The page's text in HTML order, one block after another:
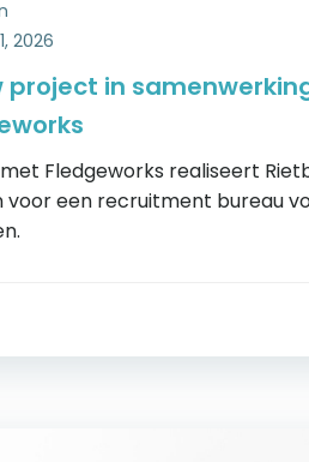
2026
project in
Fledgeworks realiseert
voor een recruitment bureau